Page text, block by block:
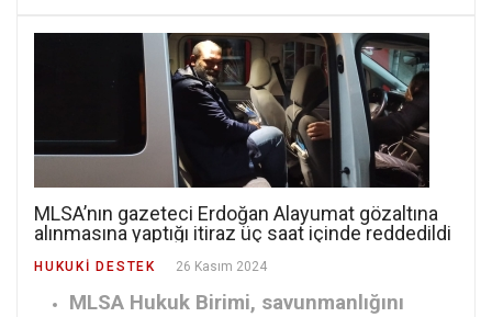
MLSA’nın gazeteci Erdoğan Alayumat gözaltına
alınmasına yaptığı itiraz üç saat içinde reddedildi
HUKUKI DESTEK 26 Kasım 2024
MLSA Hukuk Birimi, savunmanlığını